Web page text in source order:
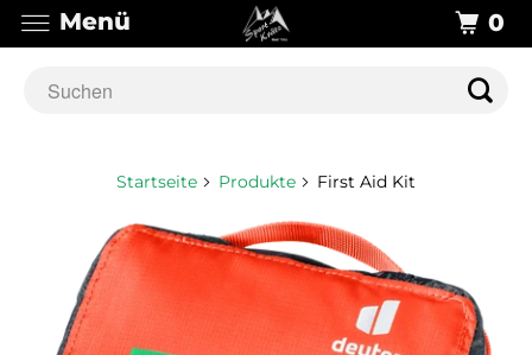
Startseite Produkte First Aid Kit
Menü 0